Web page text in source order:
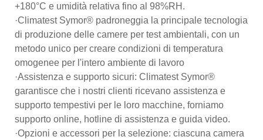
+180°C e umidità relativa fino al 98%RH.
·Climatest Symor® padroneggia la principale tecnologia
di produzione delle camere per test ambientali, con un
metodo unico per creare condizioni di temperatura
omogenee per l'intero ambiente di lavoro
·Assistenza e supporto sicuri: Climatest Symor®
garantisce che i nostri clienti ricevano assistenza e
supporto tempestivi per le loro macchine, forniamo
supporto online, hotline di assistenza e guida video.
·Opzioni e accessori per la selezione: ciascuna camera